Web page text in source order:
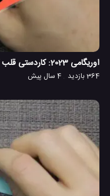
اوریگامی 2023: کاردستی قلب کاغذی جدید!
364 بازدید 4 سال پیش